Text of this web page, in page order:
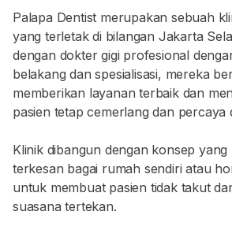
Palapa Dentist merupakan sebuah
yang terletak di bilangan Jakarta
dengan dokter gigi profesional
belakang dan spesialisasi, mereka
memberikan layanan terbaik dan
pasien tetap cemerlang dan percaya
Klinik dibangun dengan konsep yang
terkesan bagai rumah sendiri atau
untuk membuat pasien tidak takut
suasana tertekan.